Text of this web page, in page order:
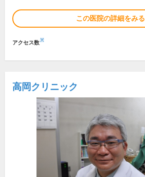
この医院の詳細をみる
アクセス数※
高岡クリニック